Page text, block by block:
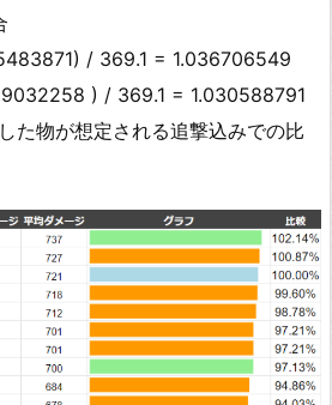
/ 369.1 = 1.036706549
) / 369.1 = 1.030588791
た物が想定される追撃込みでの比